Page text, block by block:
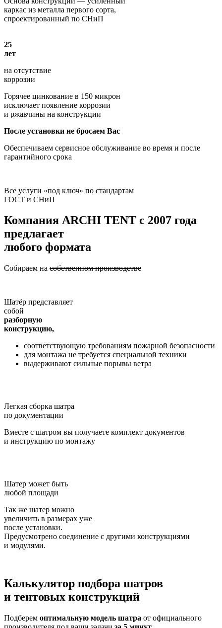
каркас из металла первого сорта,
спроектированный по СНиП
25
лет
на отсутствие
коррозии
Горячее цинкование в 150 микрон
исключает появление коррозии
и ржавчины на конструкции
После установки не бросаем Вас
Обеспечиваем сервисное обслуживание во время и после
гарантийного срока
Все услуги «под ключ» по стандартам
ГОСТ и СНиП
Компания ARCHI TENT с 2007 года
предлагает
любого формата
Собираем на собственном производстве
Шатёр представляет
собой
разборную
конструкцию,
соответствующую требованиям пожарной безопасности
для монтажа не требуется специальной техники
выдерживают сильные порывы ветра
Легкая сборка шатра
по документации
Вместе с шатром вы получаете комплект документов
и инструкцию по монтажу
Шатер может быть
любой площади
Так же шатер можно
увеличить в размерах уже
после установки.
Предусмотрено соединение с другими конструкциями
и модулями.
Калькулятор подбора шатров
и тентовых конструкций
Подберем оптимальную модель шатра от официального